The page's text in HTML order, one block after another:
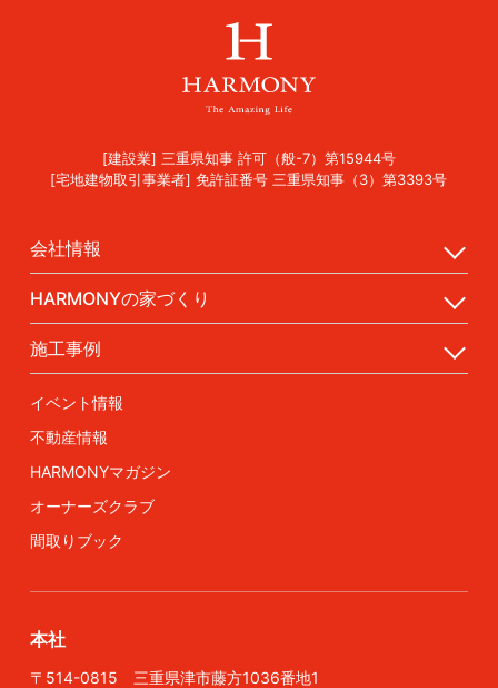
[建設業] 三重県知事 許可（般-7）第15944号
[宅地建物取引事業者] 免許証番号 三重県知事（3）第3393号
会社情報
HARMONYの家づくり
施工事例
イベント情報
不動産情報
HARMONYマガジン
オーナーズクラブ
間取りブック
本社
〒514-0815 三重県津市藤方1036番地1